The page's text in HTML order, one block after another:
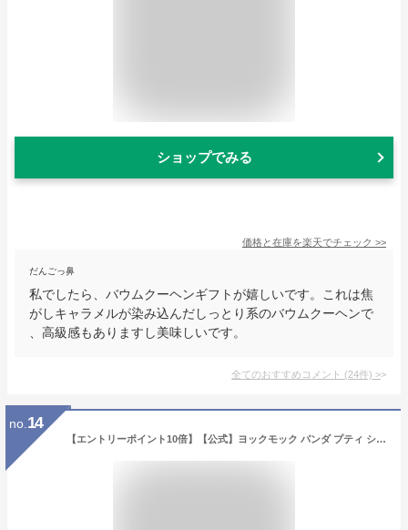
ショップでみる
価格と在庫を楽天でチェック >>
だんごっ鼻
私でしたら、バウムクーヘンギフトが嬉しいです。これは焦
がしキャラメルが染み込んだしっとり系のバウムクーヘンで
、高級感もありますし美味しいです。
全てのおすすめコメント (24件) >
no. 14
【エントリーポイント10倍】【公式】ヨックモック パンダ プティ シガール 16本入 お中元 夏ギフト 2026 詰め合わせ プレゼント スイーツ ギフト プチギフト クッキー 退職 洋菓子 お菓子 焼き菓子 手土産 個包装 お取り寄せ お礼 お祝い